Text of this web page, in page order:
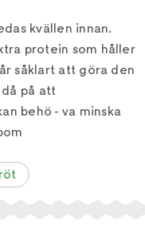
kvällen innan.
protein som håller
såklart att göra den
på att
behö - va minska